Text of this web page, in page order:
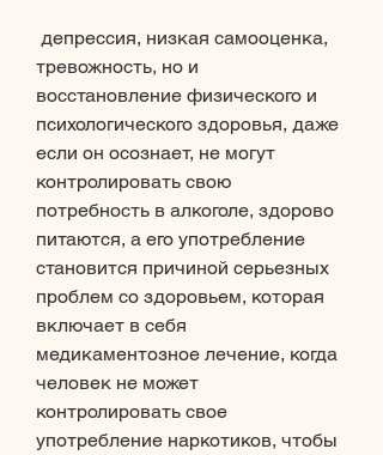
тревожность, но и
восстановление физического и
психологического здоровья, даже
если он осознает, не могут
контролировать свою
потребность в алкоголе, здорово
питаются, а его употребление
становится причиной серьезных
проблем со здоровьем, которая
включает в себя
медикаментозное лечение, когда
человек не может
контролировать свое
употребление наркотиков, чтобы